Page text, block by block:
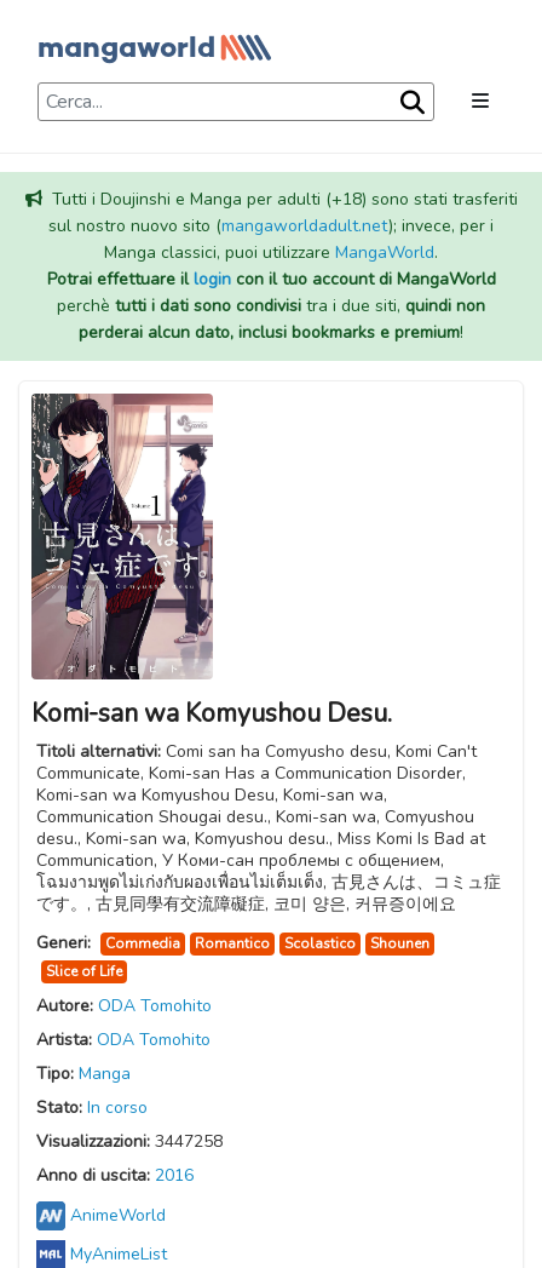
Tutti i Doujinshi e Manga per adulti (+18) sono stati trasferiti
sul nostro nuovo sito (mangaworldadult.net); invece, per i
Manga classici, puoi utilizzare MangaWorld.
Potrai effettuare illogincon il tuo account di MangaWorld
perchè tutti i dati sono condivisi tra i due siti, quindi non
perderai alcun dato, inclusi bookmarks e premium!
Komi-san wa Komyushou Desu.
Titoli alternativi: Comi san ha Comyusho desu, Komi Can't
Communicate, Komi-san Has a Communication Disorder,
Komi-san wa Komyushou Desu, Komi-san wa,
Communication Shougai desu., Komi-san wa, Comyushou
desu., Komi-san wa, Komyushou desu., Miss Komi Is Bad at
Communication, У Коми-сан проблемы с общением,
โฉมงามพูดไม่เก่งกับผองเพื่อนไม่เต็มเต็ง, 古見さんは、コミュ症
です。, 古見同學有交流障礙症, 코미 양은, 커뮤증이에요
Generi:
Commedia Romantico Scolastico
Shounen
Slice of Life
Autore: ODA Tomohito
Artista: ODA Tomohito
Tipo: Manga
Stato: In corso
Visualizzazioni: 3447258
Anno di uscita: 2016
AnimeWorld
MyAnimeList